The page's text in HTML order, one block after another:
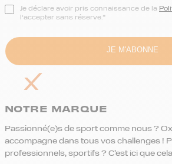
Je déclare avoir pris connaissance de la
l’accepter sans réserve.*
NOTRE MARQUE
Passionné(e)s de sport comme nous ?
accompagne dans tous vos challenges !
professionnels, sportifs ? C’est ici que